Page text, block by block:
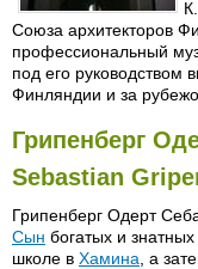
Союза архитекторов
профессиональный
под его руководством
Финляндии и за
Грипенберг
Sebastian
Грипенберг Одерт
Сын богатых и
школе в Хамина , а